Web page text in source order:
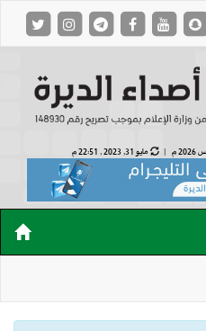
مايو 31, 2023 , 22:51 م